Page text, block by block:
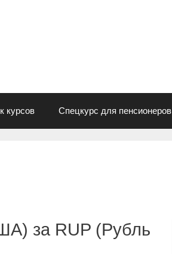
курсов Спецкурс для пенсионеров
за RUP (Рубль